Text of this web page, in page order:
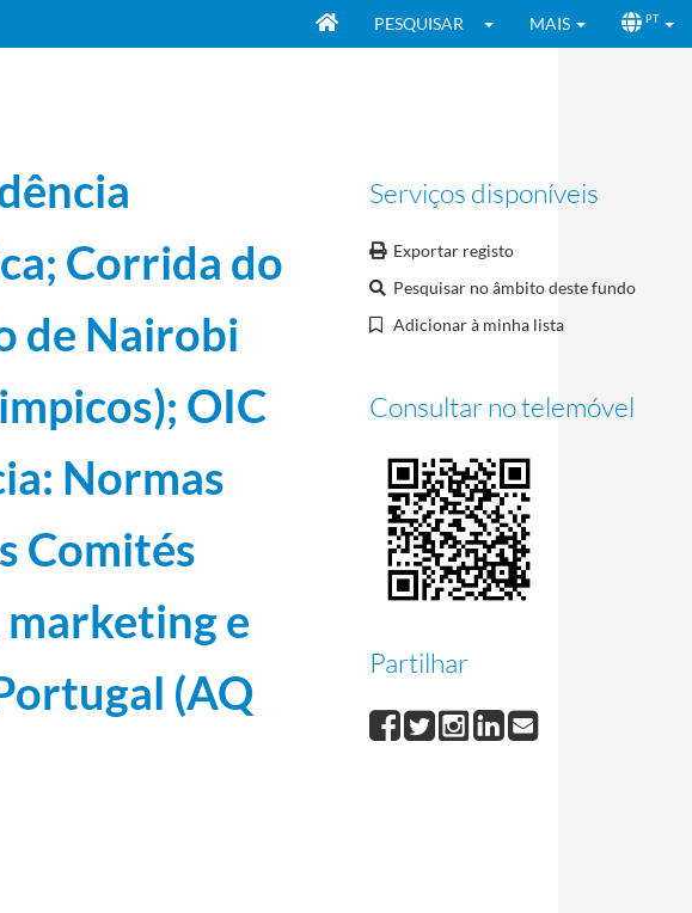
PESQUISAR MAIS PT
Europeu do Desporto1998-01-15/1998-12-30
02-05
1997-12-01/1998-11-25
Normas gráficas aplicáveis aos Comités Olímpicos Nacionais, marketing e "Projeto slogan" em Portugal
COI; Reacreditação do Laboratório de Analises ao Doping e Bioquímica de Lisboa1998-02-26/1999-01-18
1998-12-18
Serviços disponíveis
Exportar registo
Pesquisar no âmbito deste fundo
Adicionar à minha lista
Consultar no telemóvel
Partilhar
Corrida do
de Nairobi
OIC
Normas
Comités
e
(AQ